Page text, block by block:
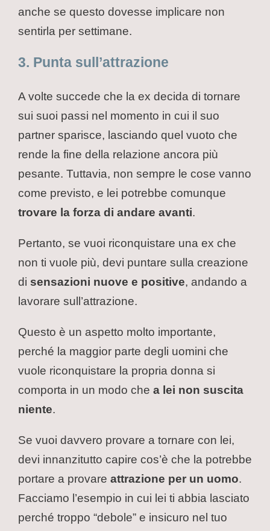
anche se questo dovesse implicare non
sentirla per settimane.
3. Punta sull’attrazione
A volte succede che la ex decida di tornare
sui suoi passi nel momento in cui il suo
partner sparisce, lasciando quel vuoto che
rende la fine della relazione ancora più
pesante. Tuttavia, non sempre le cose vanno
come previsto, e lei potrebbe comunque
trovare la forza di andare avanti.
Pertanto, se vuoi riconquistare una ex che
non ti vuole più, devi puntare sulla creazione
di sensazioni nuove e positive, andando a
lavorare sull’attrazione.
Questo è un aspetto molto importante,
perché la maggior parte degli uomini che
vuole riconquistare la propria donna si
comporta in un modo che a lei non suscita
niente.
Se vuoi davvero provare a tornare con lei,
devi innanzitutto capire cos’è che la potrebbe
portare a provare attrazione per un uomo.
Facciamo l’esempio in cui lei ti abbia lasciato
perché troppo “debole” e insicuro nel tuo